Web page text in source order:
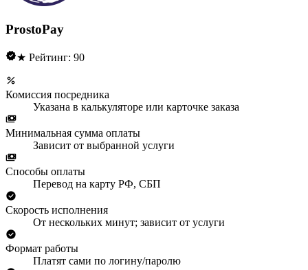
ProstoPay
★ Рейтинг: 90
Комиссия посредника
Указана в калькуляторе или карточке заказа
Минимальная сумма оплаты
Зависит от выбранной услуги
Способы оплаты
Перевод на карту РФ, СБП
Скорость исполнения
От нескольких минут; зависит от услуги
Формат работы
Платят сами по логину/паролю